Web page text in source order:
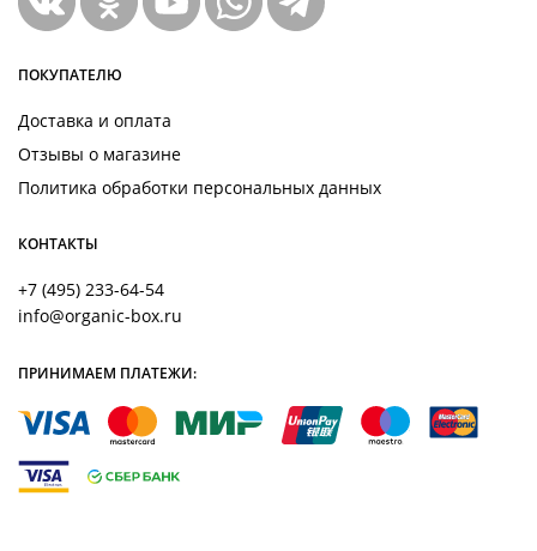
ПОКУПАТЕЛЮ
Доставка и оплата
Отзывы о магазине
Политика обработки персональных данных
КОНТАКТЫ
+7 (495) 233-64-54
info@organic-box.ru
ПРИНИМАЕМ ПЛАТЕЖИ: